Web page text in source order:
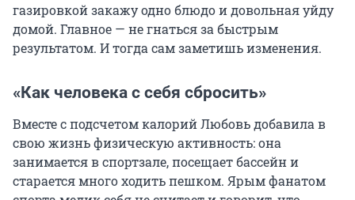
газировкой закажу одно блюдо и довольная уйду
домой. Главное — не гнаться за быстрым
результатом. И тогда сам заметишь изменения.
«Как человека с себя сбросить»
Вместе с подсчетом калорий Любовь добавила в
свою жизнь физическую активность: она
занимается в спортзале, посещает бассейн и
старается много ходить пешком. Ярым фанатом